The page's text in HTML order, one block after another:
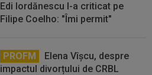
Edi Iordănescu l-a criticat pe
Filipe Coelho: "Îmi permit"
PROFM
Elena Vîșcu, despre
impactul divorțului de CRBL